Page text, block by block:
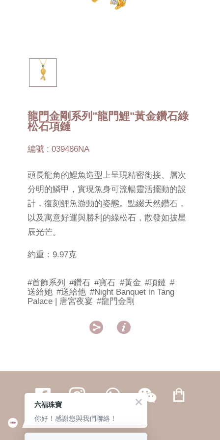
龍門金剛系列"龍門鯉"黃金鑽石綠
松石項鏈
編號 : 039486NA
頭長龍角的鯉魚造型上呈現精密銜接、層次
分明的鱗甲，實現魚身可流暢靈活擺動的設
計，復刻鯉魚游動的姿態。點綴天然鑽石，
以及寓意好運與勝利的綠松石，散發如披星
辰光芒。
約重：9.97克
#首飾系列 #鑽石 #寶石 #黃金 #項鏈 #
送給她 #送給他 #Night Banquet in Tang
Palace | 唐宮夜宴 #龍門金剛
 
繁體 | 簡体
六福珠寶
你好！感謝您與我們聯絡！